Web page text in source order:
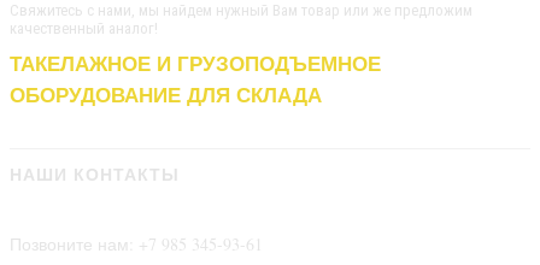
Свяжитесь с нами, мы найдем нужный Вам товар или же предложим
качественный аналог!
ТАКЕЛАЖНОЕ И ГРУЗОПОДЪЕМНОЕ
ОБОРУДОВАНИЕ ДЛЯ СКЛАДА
НАШИ КОНТАКТЫ
Позвоните нам: +7 985 345-93-61